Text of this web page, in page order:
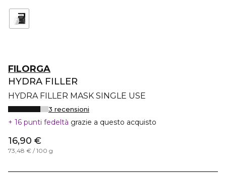
FILORGA
HYDRA FILLER
HYDRA FILLER MASK SINGLE USE
3 recensioni
16 punti fedeltà grazie a questo acquisto
16,90 €
73,48 € / 100 g